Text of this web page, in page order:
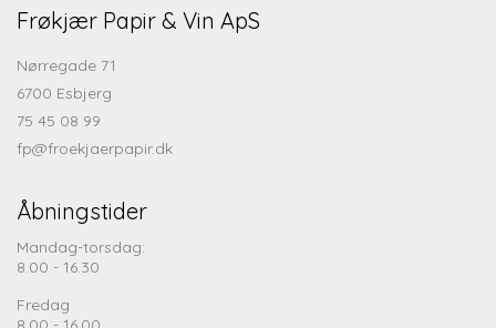
Frøkjær Papir & Vin ApS
Nørregade 71
6700 Esbjerg
75 45 08 99
fp@froekjaerpapir.dk
Åbningstider
Mandag-torsdag:
8.00 - 16.30
Fredag